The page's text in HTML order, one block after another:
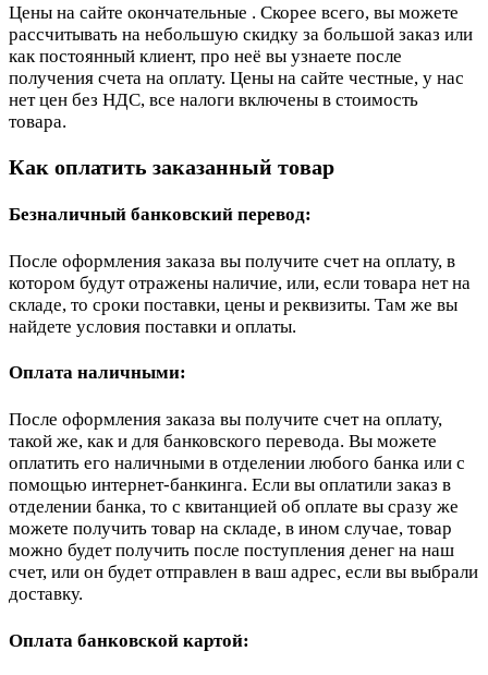
Цены на сайте окончательные . Скорее всего, вы можете
рассчитывать на небольшую скидку за большой заказ или
как постоянный клиент, про неё вы узнаете после
получения счета на оплату. Цены на сайте честные, у нас
нет цен без НДС, все налоги включены в стоимость
товара.
Как оплатить заказанный товар
Безналичный банковский перевод:
После оформления заказа вы получите счет на оплату, в
котором будут отражены наличие, или, если товара нет на
складе, то сроки поставки, цены и реквизиты. Там же вы
найдете условия поставки и оплаты.
Оплата наличными:
После оформления заказа вы получите счет на оплату,
такой же, как и для банковского перевода. Вы можете
оплатить его наличными в отделении любого банка или с
помощью интернет-банкинга. Если вы оплатили заказ в
отделении банка, то с квитанцией об оплате вы сразу же
можете получить товар на складе, в ином случае, товар
можно будет получить после поступления денег на наш
счет, или он будет отправлен в ваш адрес, если вы выбрали
доставку.
Оплата банковской картой: